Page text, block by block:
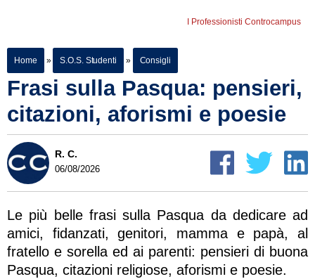
I Professionisti Controcampus
Home » S.O.S. Studenti » Consigli
Frasi sulla Pasqua: pensieri,
citazioni, aforismi e poesie
R. C.
06/08/2026
Le più belle frasi sulla Pasqua da dedicare ad
amici, fidanzati, genitori, mamma e papà, al
fratello e sorella ed ai parenti: pensieri di buona
Pasqua, citazioni religiose, aforismi e poesie.